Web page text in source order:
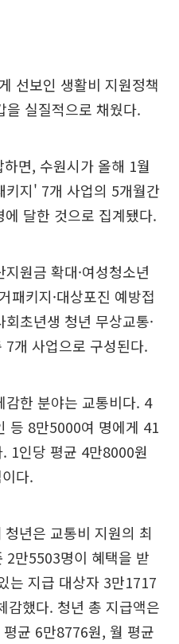
선보인 생활비 지원정책
실질적으로 채웠다.
면, 수원시가 올해 1월
키지' 7개 사업의 5개월간
달한 것으로 집계됐다.
원금 확대·여성청소년
패키지·대상포진 예방접
회초년생 청년 무상교통·
개 사업으로 구성된다.
감한 분야는 교통비다. 4
등 8만5000여 명에게 41
1인당 평균 4만8000원
다.
년은 교통비 지원의 최
2만5503명이 혜택을 받
는 지급 대상자 3만1717
감했다. 청년 총 지급액은
균 6만8776원, 월 평균